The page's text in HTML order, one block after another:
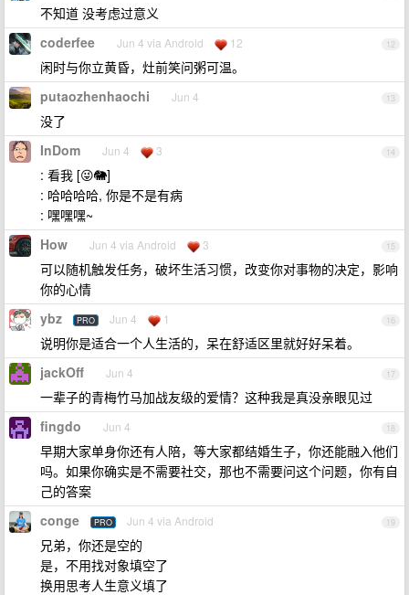
不知道 没考虑过意义
12
coderfee Jun 4 via Android 12
闲时与你立黄昏，灶前笑问粥可温。
13
putaozhenhaochi Jun 4
没了
14
InDom Jun 4 3
: 看我 [😜🐘]
: 哈哈哈哈, 你是不是有病
: 嘿嘿嘿~
15
How Jun 4 via Android 3
可以随机触发任务，破坏生活习惯，改变你对事物的决定，影响
你的心情
16
ybz PRO Jun 4 1
说明你是适合一个人生活的，呆在舒适区里就好好呆着。
17
jackOff Jun 4
一辈子的青梅竹马加战友级的爱情？这种我是真没亲眼见过
18
fingdo Jun 4
早期大家单身你还有人陪，等大家都结婚生子，你还能融入他们
吗。如果你确实是不需要社交，那也不需要问这个问题，你有自
己的答案
19
conge PRO Jun 4 via Android
兄弟，你还是空的
是，不用找对象填空了
换用思考人生意义填了